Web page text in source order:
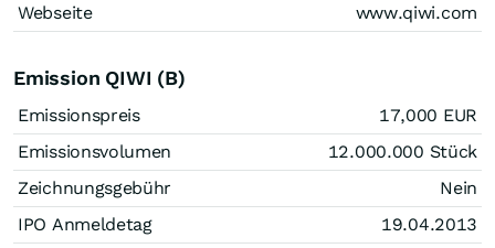
Webseite
www.qiwi.com
Emission QIWI (B)
Emissionspreis 17,000 EUR
Emissionsvolumen
12.000.000 Stück
Zeichnungsgebühr
Nein
IPO Anmeldetag
19.04.2013